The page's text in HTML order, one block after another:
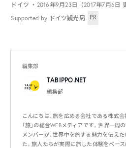
ドイツ ・2016年9月23日（2017年7月6日
Supported by ドイツ観光局
PR
編集部
TABIPPO.NET
編集部
こんにちは、旅を広める会社である株式
「旅」の総合WEBメディアです。世界一
メンバーが、世界中を旅する魅力を伝え
た。旅人たちが実際に旅した体験をベー